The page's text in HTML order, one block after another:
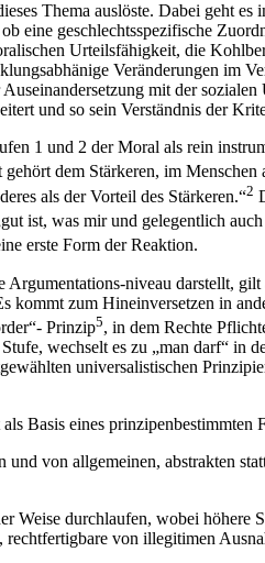
Thema auslöste. Dabei geht es
eine geschlechtsspezifische
Urteilsfähigkeit, die
Veränderungen im
mit der
und so sein Verständnis der
1 und 2 der Moral als rein
dem Stärkeren, im
als der Vorteil des Stärkeren.“2
ist, was mir und gelegentlich auch
erste Form der Reaktion.
niveau darstellt,
kommt zum Hineinversetzen in
Prinzip5, in dem Rechte
wechselt es zu „man darf“ in
universalistischen
Basis eines prinzipenbestimmten
von allgemeinen, abstrakten
Weise durchlaufen, wobei höhere
von illegitimen